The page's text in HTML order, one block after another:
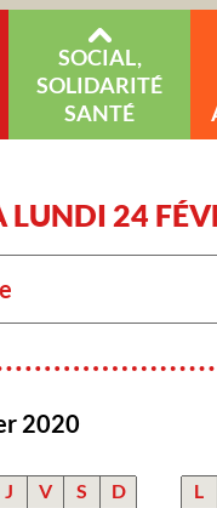
SOCIAL,
SOLIDARITÉ
SANTÉ
LUNDI 24
2020
J V S D L